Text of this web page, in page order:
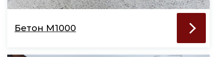
Бетон М1000